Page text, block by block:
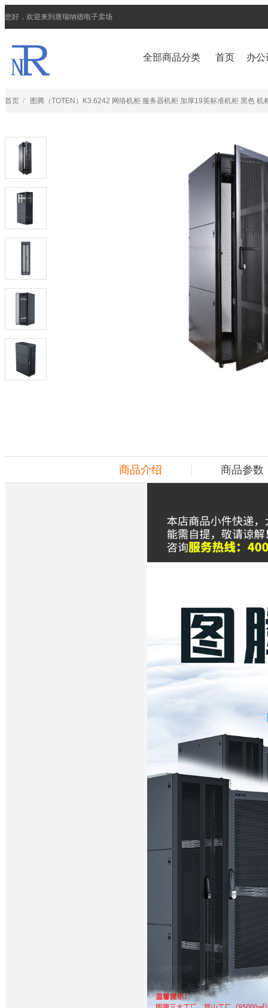
您好，欢迎来到唐瑞纳德电子卖场
全部商品分类 首页 办公
首页 / 图腾（TOTEN）K3.6242 网络机柜 服务器机柜 加厚19英标准机柜 黑色 机
商品介绍 商品参数